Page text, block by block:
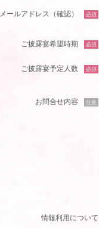
メールアドレス（確認） 必須
ご披露宴希望時期 必須
ご披露宴予定人数 必須
お問合せ内容 任意
情報利用について